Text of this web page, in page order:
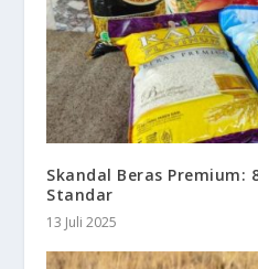
Skandal Beras Premium:
Standar
13 Juli 2025